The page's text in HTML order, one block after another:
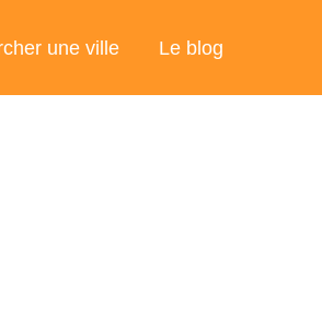
une ville Le blog